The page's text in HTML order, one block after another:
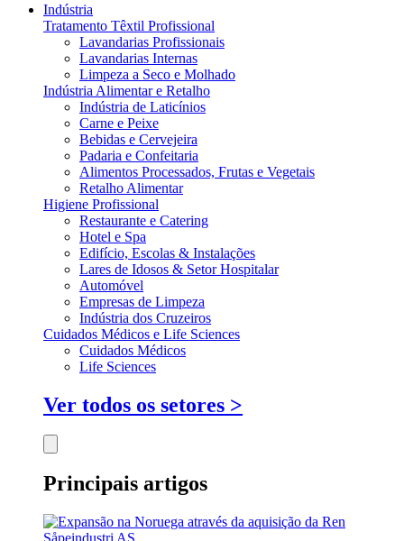
Indústria
Tratamento Têxtil Profissional
Lavandarias Profissionais
Lavandarias Internas
Limpeza a Seco e Molhado
Indústria Alimentar e Retalho
Indústria de Laticínios
Carne e Peixe
Bebidas e Cervejeira
Padaria e Confeitaria
Alimentos Processados, Frutas e Vegetais
Retalho Alimentar
Higiene Profissional
Restaurante e Catering
Hotel e Spa
Edifício, Escolas & Instalações
Lares de Idosos & Setor Hospitalar
Automóvel
Empresas de Limpeza
Indústria dos Cruzeiros
Cuidados Médicos e Life Sciences
Cuidados Médicos
Life Sciences
Ver todos os setores >
Principais artigos